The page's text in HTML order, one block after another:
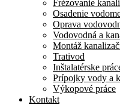
Frézovanie
Osadenie
Oprava
Vodovodná a
Montáž
Trativod
Inštalatérske
Prípojky vody a
Výkopové práce
Kontakt